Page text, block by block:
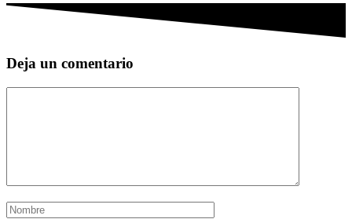
Deja un comentario